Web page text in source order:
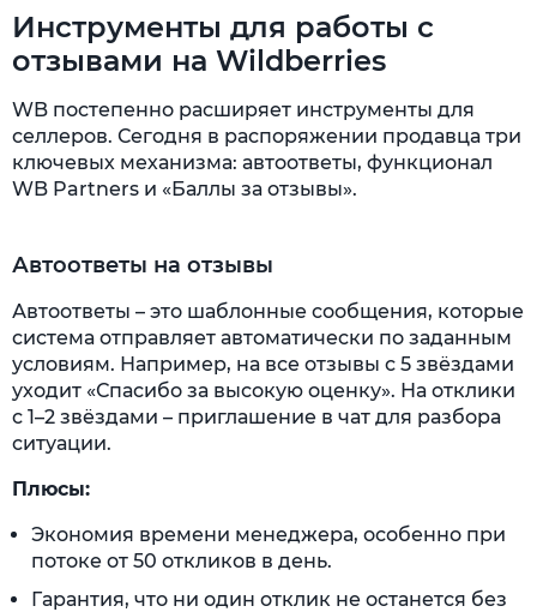
Инструменты для работы с
отзывами на Wildberries
WB постепенно расширяет инструменты для
селлеров. Сегодня в распоряжении продавца три
ключевых механизма: автоответы, функционал
WB Partners и «Баллы за отзывы».
Автоответы на отзывы
Автоответы – это шаблонные сообщения, которые
система отправляет автоматически по заданным
условиям. Например, на все отзывы с 5 звёздами
уходит «Спасибо за высокую оценку». На отклики
с 1–2 звёздами – приглашение в чат для разбора
ситуации.
Плюсы:
Экономия времени менеджера, особенно при
потоке от 50 откликов в день.
Гарантия, что ни один отклик не останется без